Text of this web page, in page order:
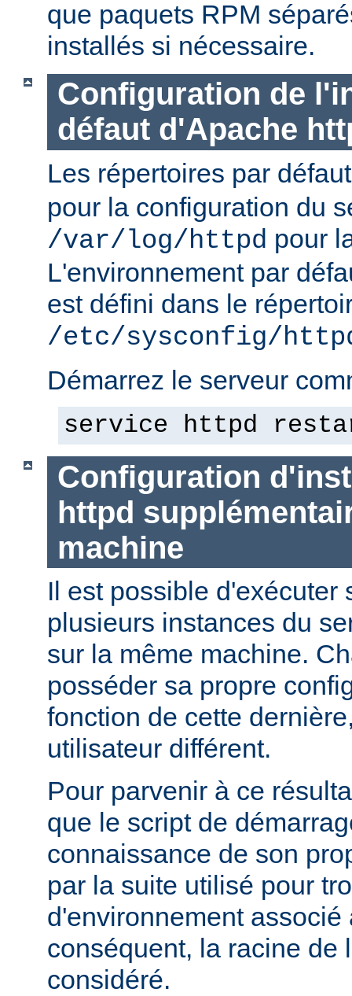
que paquets RPM
installés si nécessaire.
Configuration de
défaut d'Apache
Les répertoires par
pour la configuration du
/var/log/httpd pour
L'environnement par
est défini dans le
/etc/sysconfig/
Démarrez le serveur
service httpd
Configuration
httpd
machine
Il est possible d'exécuter
plusieurs instances du
sur la même machine.
posséder sa propre
fonction de cette
utilisateur différent.
Pour parvenir à ce
que le script de
connaissance de son
par la suite utilisé pour
d'environnement associé
conséquent, la racine de
considéré.